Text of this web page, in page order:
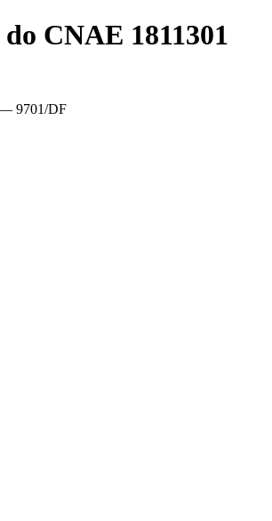
CNAE 1811301
9701/DF